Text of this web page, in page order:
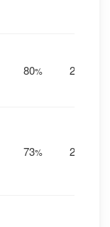
80% 28
73% 27